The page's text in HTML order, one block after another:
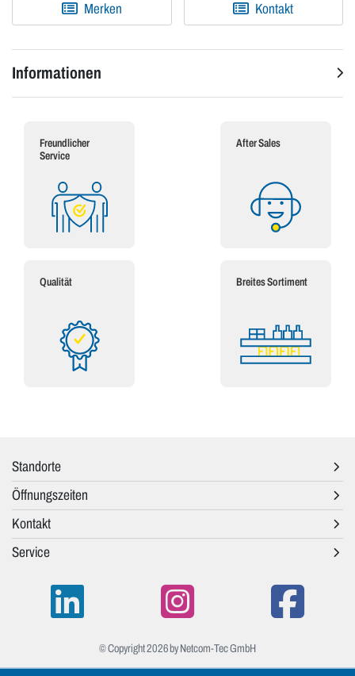
Merken Kontakt
Informationen
Freundlicher
Service
After Sales
Qualität Breites Sortiment
Standorte
Öffnungszeiten
Kontakt
Service
© Copyright 2026 by Netcom-Tec GmbH